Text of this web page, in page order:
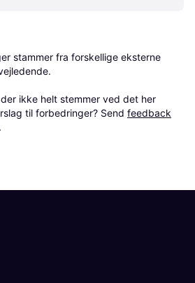
stammer fra forskellige eksterne
ikke helt stemmer ved det her
til forbedringer? Send feedback
.